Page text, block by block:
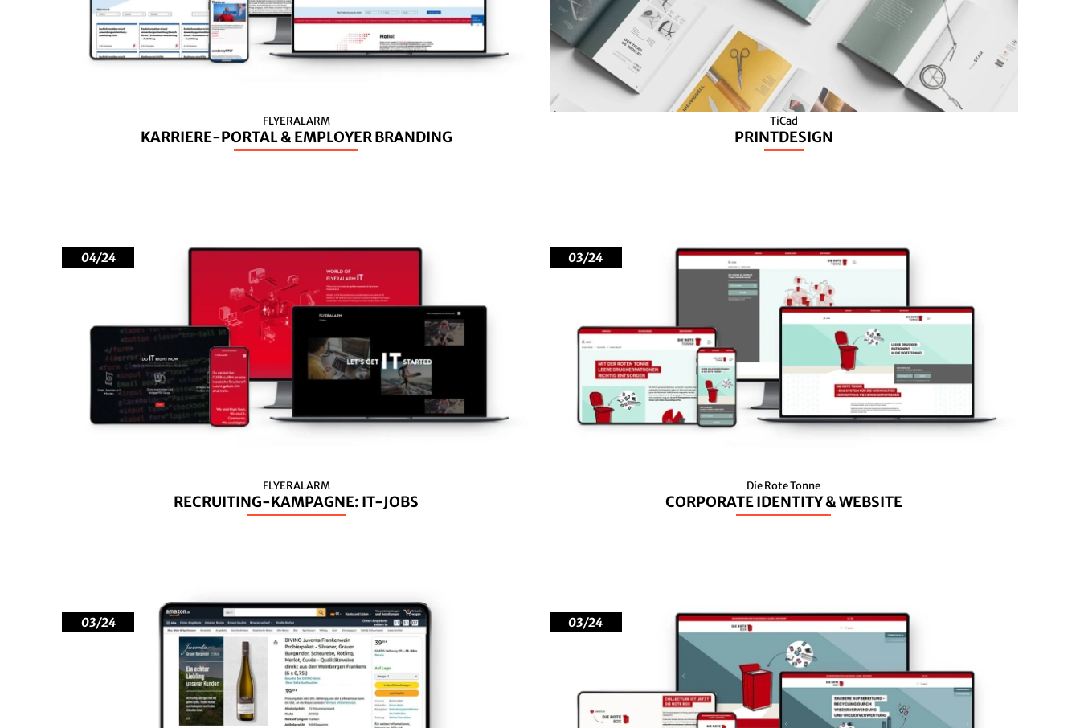
FLYERALARM
KARRIERE-PORTAL & EMPLOYER BRANDING
TiCad
PRINTDESIGN
04/24
FLYERALARM
RECRUITING-KAMPAGNE: IT-JOBS
03/24
Die Rote Tonne
CORPORATE IDENTITY & WEBSITE
03/24 03/24